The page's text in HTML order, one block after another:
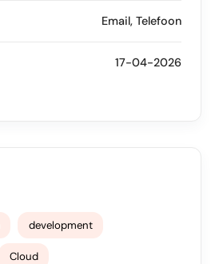
Email, Telefoon
17-04-2026
development
Cloud